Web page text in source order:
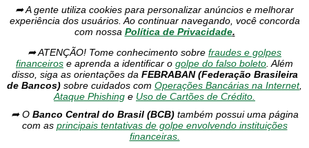
➦ A gente utiliza cookies para personalizar anúncios e melhorar
experiência dos usuários. Ao continuar navegando, você concorda
com nossa Política de Privacidade.
➦ ATENÇÃO! Tome conhecimento sobre fraudes e golpes
financeiros e aprenda a identificar o golpe do falso boleto . Além
disso, siga as orientações da FEBRABAN (Federação Brasileira
de Bancos) sobre cuidados com Operações Bancárias na Internet,
Ataque Phishing e Uso de Cartões de Crédito.
➦ O Banco Central do Brasil (BCB)também possui uma página
com as principais tentativas de golpe envolvendo instituições
financeiras.